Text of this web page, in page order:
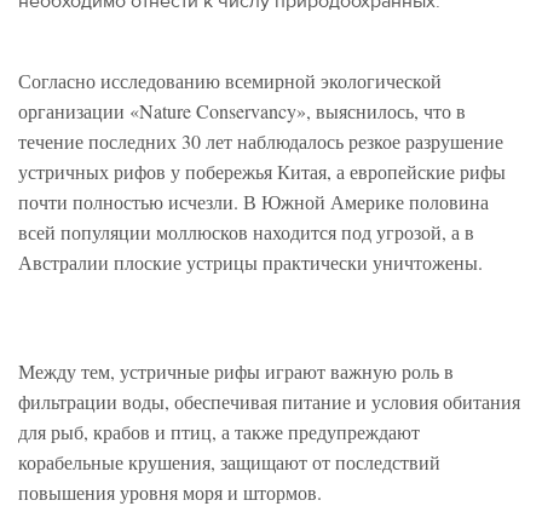
Согласно исследованию всемирной экологической
организации «Nature Conservancy», выяснилось, что в
течение последних 30 лет наблюдалось резкое разрушение
устричных рифов у побережья Китая, а европейские рифы
почти полностью исчезли. В Южной Америке половина
всей популяции моллюсков находится под угрозой, а в
Австралии плоские устрицы практически уничтожены.
Между тем, устричные рифы играют важную роль в
фильтрации воды, обеспечивая питание и условия обитания
для рыб, крабов и птиц, а также предупреждают
корабельные крушения, защищают от последствий
повышения уровня моря и штормов.